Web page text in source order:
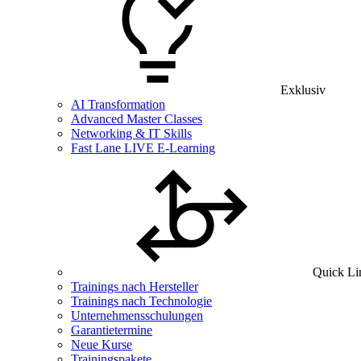
Exklusiv
AI Transformation
Advanced Master Classes
Networking & IT Skills
Fast Lane LIVE E-Learning
Quick
Trainings nach Hersteller
Trainings nach Technologie
Unternehmensschulungen
Garantietermine
Neue Kurse